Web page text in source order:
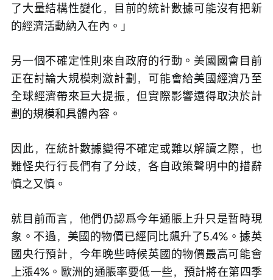
了大量結構性變化，目前的統計數據可能沒有把新
的經濟活動納入在內。」
另一個不確定性則來自政府的行動。美國國會目前
正在討論大規模刺激計劃，可能會給美國經濟乃至
全球經濟帶來巨大提振，但實際影響還得取決於計
劃的規模和具體內容。
因此，在統計數據變得不確定或難以解讀之際，也
難怪央行行長們有了分歧，各自政策聲明中的措辭
慎之又慎。
就目前而言，他們仍認爲今年通脹上升只是暫時現
象。不過，美國的物價已經同比飆升了5.4%。據英
國央行預計，今年晚些時候英國的物價最高可能會
上漲4%。歐洲的通脹率要低一些，預計將在第四季